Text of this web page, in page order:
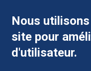
Comment
Nous
site pour
d'utilisateur.